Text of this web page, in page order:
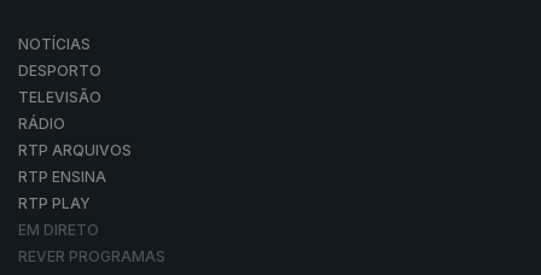
NOTÍCIAS
DESPORTO
TELEVISÃO
RÁDIO
RTP ARQUIVOS
RTP ENSINA
RTP PLAY
EM DIRETO
REVER PROGRAMAS